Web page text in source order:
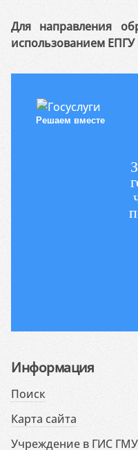
Для направления
использованием
Решаем вместе
Информация
Поиск
Карта сайта
Учреждение в ГИС ГМУ